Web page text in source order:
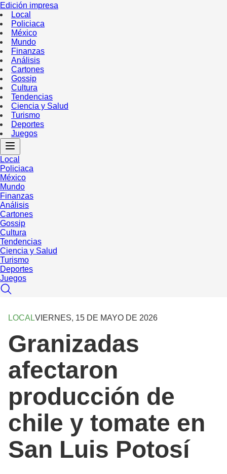
Edición impresa
Local
Policiaca
México
Mundo
Finanzas
Análisis
Cartones
Gossip
Cultura
Tendencias
Ciencia y Salud
Turismo
Deportes
Juegos
Local
Policiaca
México
Mundo
Finanzas
Análisis
Cartones
Gossip
Cultura
Tendencias
Ciencia y Salud
Turismo
Deportes
Juegos
LOCALVIERNES, 15 DE MAYO DE 2026
Granizadas
afectaron
producción de
chile y tomate en
San Luis Potosí